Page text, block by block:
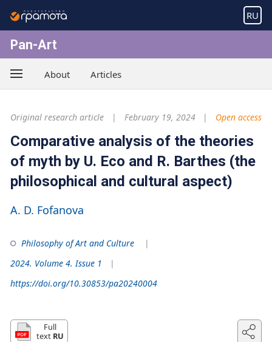
RU
Pan-Art
About Articles
Original research article February 19, 2024 Open access
Comparative analysis of the theories
of myth by U. Eco and R. Barthes (the
philosophical and cultural aspect)
A. D. Fofanova
Philosophy of Art and Culture
2024. Volume 4. Issue 1
https://doi.org/10.30853/pa20240004
Full
text RU